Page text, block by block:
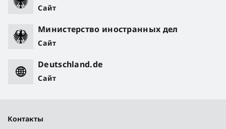
Сайт
Министерство иностранных дел
Сайт
Deutschland.de
Сайт
Контакты